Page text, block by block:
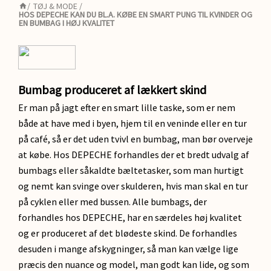
/ TØJ & MODE /
HOS DEPECHE KAN DU BL.A. KØBE EN SMART PUNG TIL KVINDER OG
EN BUMBAG I HØJ KVALITET
Bumbag produceret af lækkert skind
Er man på jagt efter en smart lille taske, som er nem
både at have med i byen, hjem til en veninde eller en tur
på café, så er det uden tvivl en bumbag, man bør overveje
at købe. Hos DEPECHE forhandles der et bredt udvalg af
bumbags eller såkaldte bæltetasker, som man hurtigt
og nemt kan svinge over skulderen, hvis man skal en tur
på cyklen eller med bussen. Alle bumbags, der
forhandles hos DEPECHE, har en særdeles høj kvalitet
og er produceret af det blødeste skind. De forhandles
desuden i mange afskygninger, så man kan vælge lige
præcis den nuance og model, man godt kan lide, og som